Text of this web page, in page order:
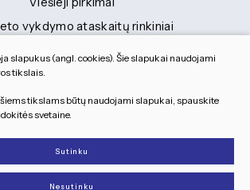
vykdymo ataskaitų rinkiniai
Finansinių ataskaitų rinkiniai
lengvieji automobiliai
Lėšos veiklai viešinti
Dokumentai
Visos teisės saugomos
slapukus (angl. cookies). Šie slapukai naudojami
tikslais.
tikslams būtų naudojami slapukai, spauskite
svetaine.
Sutinku
Nesutinku